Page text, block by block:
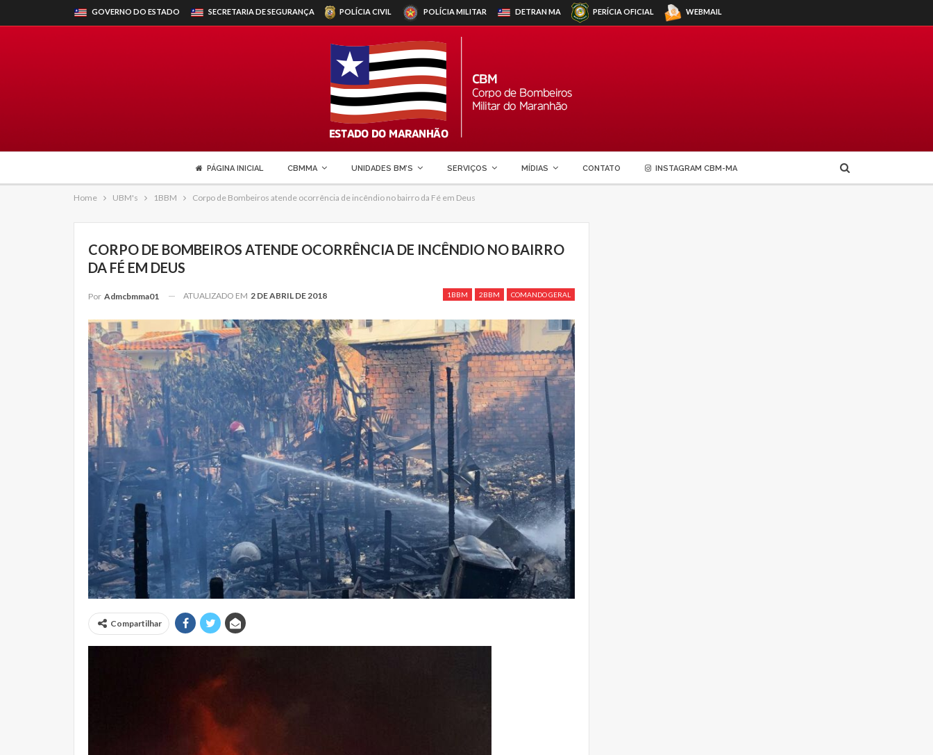
GOVERNO DO ESTADO SECRETARIA DE SEGURANÇA POLÍCIA CIVIL POLÍCIA MILITAR DETRANMA PERÍCIA OFICIAL WEBMAIL
PÁGINA INICIAL CBMMA UNIDADES BM’S SERVIÇOS MÍDIAS CONTATO INSTAGRAM CBM-MA
Home UBM's 1BBM Corpo de Bombeiros atende ocorrência de incêndio no bairro da Fé em Deus
CORPO DE BOMBEIROS ATENDE OCORRÊNCIA DE INCÊNDIO NO BAIRRO
DA FÉ EM DEUS
1BBM 2BBM COMANDO GERAL
Por Admcbmma01 ATUALIZADO EM 2 DE ABRIL DE 2018
Compartilhar